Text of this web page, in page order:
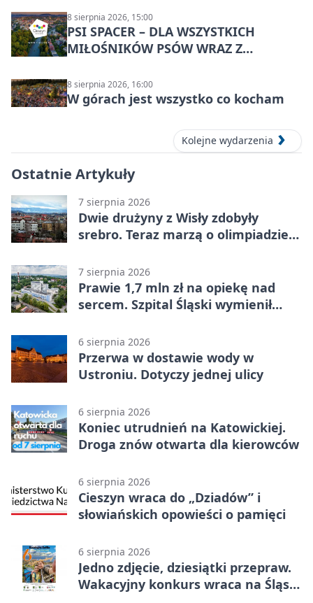
8 sierpnia 2026, 15:00
PSI SPACER – DLA WSZYSTKICH
MIŁOŚNIKÓW PSÓW WRAZ Z
8 sierpnia 2026, 16:00
W górach jest wszystko co kocham
Kolejne wydarzenia
Ostatnie Artykuły
7 sierpnia 2026
Dwie drużyny z Wisły zdobyły
srebro. Teraz marzą o olimpiadzie
7 sierpnia 2026
Prawie 1,7 mln zł na opiekę nad
sercem. Szpital Śląski wymienił
6 sierpnia 2026
Przerwa w dostawie wody w
Ustroniu. Dotyczy jednej ulicy
6 sierpnia 2026
Koniec utrudnień na Katowickiej.
Droga znów otwarta dla kierowców
6 sierpnia 2026
Cieszyn wraca do „Dziadów” i
słowiańskich opowieści o pamięci
6 sierpnia 2026
Jedno zdjęcie, dziesiątki przepraw.
Wakacyjny konkurs wraca na Śląsk